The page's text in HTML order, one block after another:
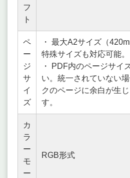
フ
ト
ペ
ー
ジ
サ
イ
ズ
・ 最大A2サイズ（
特殊サイズも対応可能。
・ PDF内のページサイ
い。統一されていない
クのページに余白が生
す。
カ
ラ
ー
モ
ー
RGB形式